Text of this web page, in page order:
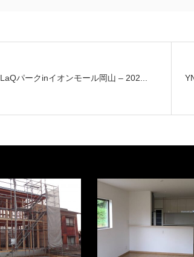
LaQパークinイオンモール岡山 – 202...